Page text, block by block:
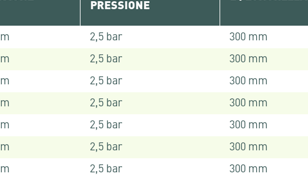
PRESSIONE
2,5 bar 300 mm
2,5 bar 300 mm
2,5 bar 300 mm
2,5 bar 300 mm
2,5 bar 300 mm
2,5 bar 300 mm
2,5 bar 300 mm